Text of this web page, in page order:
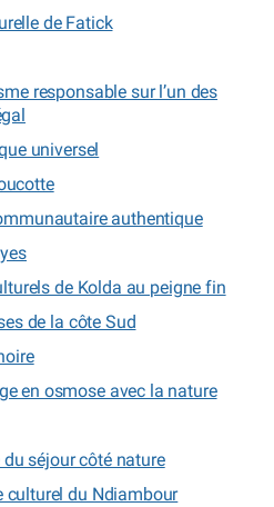
de Fatick
responsable sur l’un des
universel
authentique
de Kolda au peigne fin
de la côte Sud
en osmose avec la nature
du séjour côté nature
culturel du Ndiambour